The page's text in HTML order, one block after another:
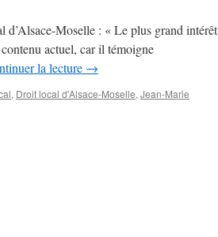
Moselle : « Le plus grand intérêt
actuel, car il témoigne
la lecture →
, Droit local d'Alsace-Moselle, Jean-Marie